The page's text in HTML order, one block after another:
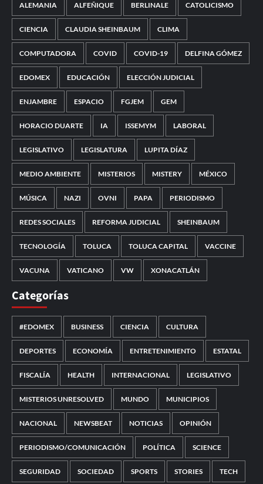
ALEMANIA ALFEÑIQUE BERLINALE CATOLICISMO
CIENCIA CLAUDIA SHEINBAUM CLIMA
COMPUTADORA COVID COVID-19 DELFINA GÓMEZ
EDOMEX EDUCACIÓN ELECCIÓN JUDICIAL
ENJAMBRE ESPACIO FGJEM GEM
HORACIO DUARTE IA ISSEMYM LABORAL
LEGISLATIVO LEGISLATURA LUPITA DÍAZ
MEDIO AMBIENTE MISTERIOS MISTERY MÉXICO
MÚSICA NAZI OVNI PAPA PERIODISMO
REDES SOCIALES REFORMA JUDICIAL SHEINBAUM
TECNOLOGÍA TOLUCA TOLUCA CAPITAL VACCINE
VACUNA VATICANO VW XONACATLÁN
Categorías
#EDOMEX BUSINESS CIENCIA CULTURA
DEPORTES ECONOMÍA ENTRETENIMIENTO ESTATAL
FISCALÍA HEALTH INTERNACIONAL LEGISLATIVO
MISTERIOS UNRESOLVED MUNDO MUNICIPIOS
NACIONAL NEWSBEAT NOTICIAS OPINIÓN
PERIODISMO/COMUNICACIÓN POLÍTICA SCIENCE
SEGURIDAD SOCIEDAD SPORTS STORIES TECH